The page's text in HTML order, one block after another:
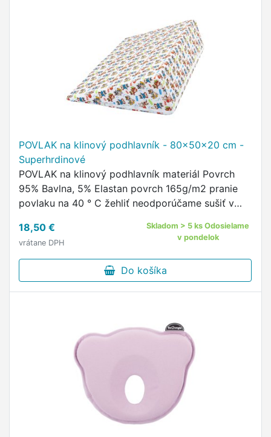
POVLAK na klinový podhlavník - 80x50x20 cm -
Superhrdinové
POVLAK na klinový podhlavník materiál Povrch
95% Bavlna, 5% Elastan povrch 165g/m2 pranie
povlaku na 40 ° C žehliť neodporúčame sušiť v
náhradný povlak na klinový …
18,50 €
vrátane DPH
Skladom > 5 ks Odosielame
v pondelok
Do košíka